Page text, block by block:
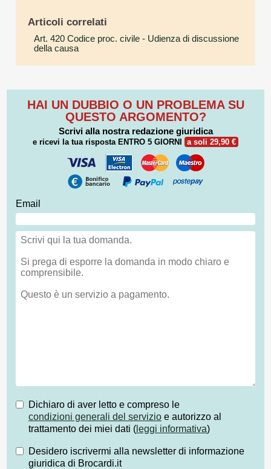
Articoli correlati
Art. 420 Codice proc. civile - Udienza di discussione
della causa
HAI UN DUBBIO O UN PROBLEMA SU
QUESTO ARGOMENTO?
Scrivi alla nostra redazione giuridica
e ricevi la tua risposta ENTRO 5 GIORNI a soli 29,90 €
Email
Dichiaro di aver letto e compreso le
condizioni generali del servizio e autorizzo al
trattamento dei miei dati ( leggi informativa)
Desidero iscrivermi alla newsletter di informazione
giuridica di Brocardi.it